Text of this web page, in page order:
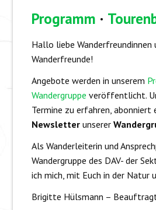
Programm ·
Hallo liebe Wanderfreundinnen
Wanderfreunde!
Angebote werden in unserem
Wandergruppe veröffentlicht.
Termine zu erfahren, abonniert
Newsletter unserer
Als Wanderleiterin und
Wandergruppe des DAV- der
ich mich, mit Euch in der Natur
Brigitte Hülsmann –